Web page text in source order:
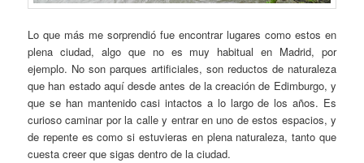
Lo que más me sorprendió fue encontrar lugares como estos en
plena ciudad, algo que no es muy habitual en Madrid, por
ejemplo. No son parques artificiales, son reductos de naturaleza
que han estado aquí desde antes de la creación de Edimburgo, y
que se han mantenido casi intactos a lo largo de los años. Es
curioso caminar por la calle y entrar en uno de estos espacios, y
de repente es como si estuvieras en plena naturaleza, tanto que
cuesta creer que sigas dentro de la ciudad.